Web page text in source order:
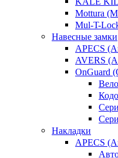
Mottura
Mul-T-
Навесные замки
APECS
AVERS
OnGuard
Накладки
APECS